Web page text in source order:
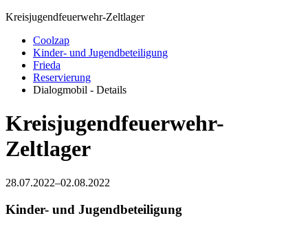
Kreisjugendfeuerwehr-Zeltlager
Coolzap
Kinder- und Jugendbeteiligung
Frieda
Reservierung
Dialogmobil - Details
Kreisjugendfeuerwehr-
Zeltlager
28.07.2022–02.08.2022
Kinder- und Jugendbeteiligung